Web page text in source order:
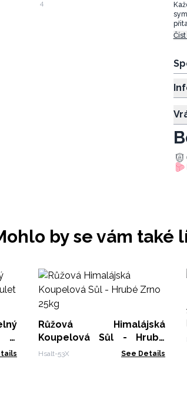
by se vám také
&
-
Růžová Himalájská
Koupelová Sůl - Hrubé
Zrno 25kg
Hsalt-53X See Details